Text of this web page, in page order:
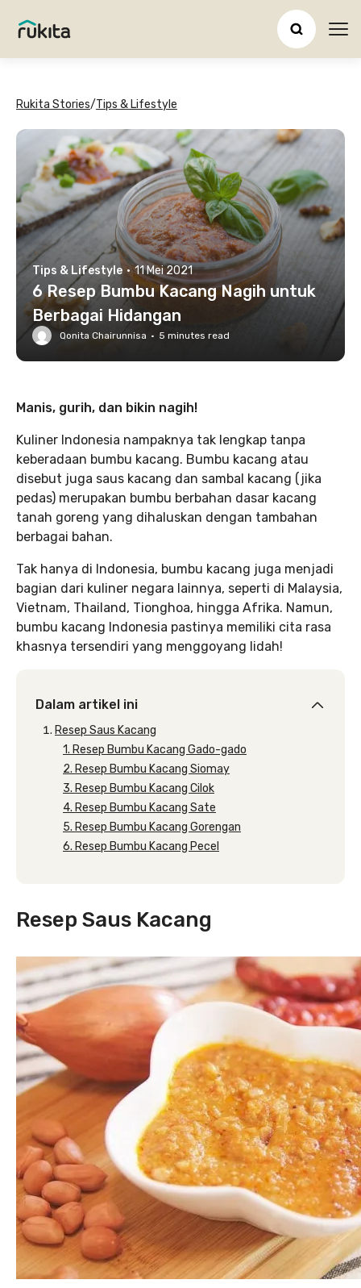
Rukita Stories/Tips & Lifestyle
Tips & Lifestyle · 11 Mei 2021
6 Resep Bumbu Kacang Nagih untuk
Berbagai Hidangan
Qonita Chairunnisa · 5 minutes read
Manis, gurih, dan bikin nagih!
Kuliner Indonesia nampaknya tak lengkap tanpa
keberadaan bumbu kacang. Bumbu kacang atau
disebut juga saus kacang dan sambal kacang (jika
pedas) merupakan bumbu berbahan dasar kacang
tanah goreng yang dihaluskan dengan tambahan
berbagai bahan.
Tak hanya di Indonesia, bumbu kacang juga menjadi
bagian dari kuliner negara lainnya, seperti di Malaysia,
Vietnam, Thailand, Tionghoa, hingga Afrika. Namun,
bumbu kacang Indonesia pastinya memiliki cita rasa
khasnya tersendiri yang menggoyang lidah!
Dalam artikel ini
Resep Saus Kacang
1. Resep Bumbu Kacang Gado-gado
2. Resep Bumbu Kacang Siomay
3. Resep Bumbu Kacang Cilok
4. Resep Bumbu Kacang Sate
5. Resep Bumbu Kacang Gorengan
6. Resep Bumbu Kacang Pecel
Resep Saus Kacang